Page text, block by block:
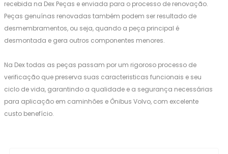
recebida na Dex Peças e enviada para o processo de renovação.
Peças genuínas renovadas também podem ser resultado de
desmembramentos, ou seja, quando a peça principal é
desmontada e gera outros componentes menores.
Na Dex todas as peças passam por um rigoroso processo de
verificação que preserva suas caracteristicas funcionais e seu
ciclo de vida, garantindo a qualidade e a segurança necessárias
para aplicação em caminhões e Ônibus Volvo, com excelente
custo benefício.